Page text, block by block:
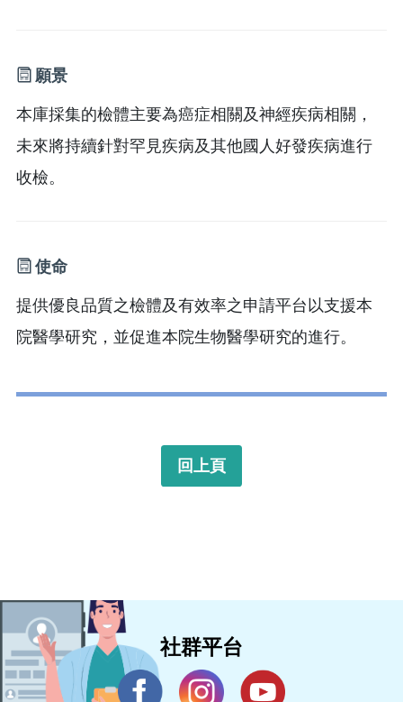
願景
本庫採集的檢體主要為癌症相關及神經疾病相關，
未來將持續針對罕見疾病及其他國人好發疾病進行
收檢。
使命
提供優良品質之檢體及有效率之申請平台以支援本
院醫學研究，並促進本院生物醫學研究的進行。
回上頁
社群平台